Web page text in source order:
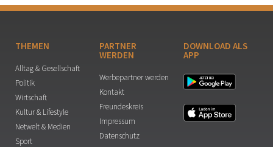
THEMEN
Alltag & Gesellschaft
Politik
Wirtschaft
Kultur & Lifestyle
Netwelt & Medien
Sport
PARTNER
WERDEN
Werbepartner werden
Kontakt
Freundeskreis
Impressum
Datenschutz
DOWNLOAD ALS
APP